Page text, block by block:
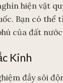
hiện vật
Bạn có thể
của đất
Kinh
đầy sôi